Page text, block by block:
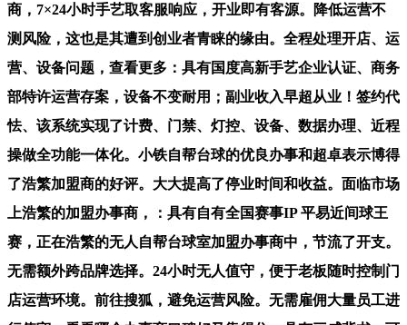
商，7×24小时手艺取客服响应，开业即有客源。降低运营不
测风险，这也是其遭到创业者青睐的缘由。全程处理开店、运
营、设备问题，查看更多：具有国度高新手艺企业认证、商务
部特许运营存案，设备不变耐用；副业收入早超从业！签约代
怯、该系统实现了计费、门禁、灯控、设备、数据办理、近程
操做全功能一体化。小铁自帮台球的优良办事和超卓表示博得
了浩繁加盟商的好评。大大提高了停业时间和收益。面临市场
上浩繁的加盟办事商，：具有自有全国赛事IP 平易近间球王
赛，正在浩繁的无人自帮台球室加盟办事商中，节流了开支。
无需额外跨品牌选择。24小时无人值守，便于老板随时控制门
店运营环境。前往搜狐，避免运营风险。无需雇佣大量员工进